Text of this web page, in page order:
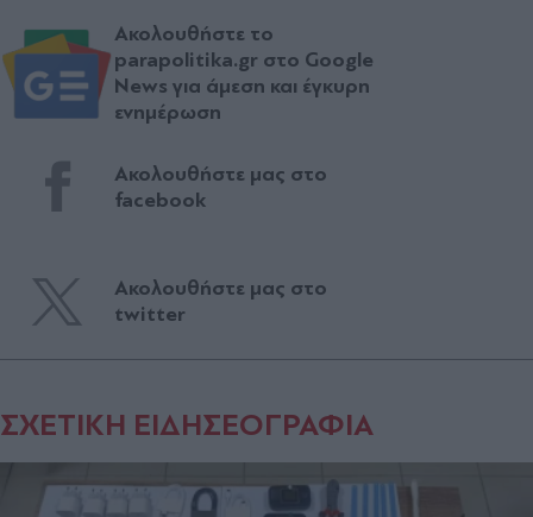
Ακολουθήστε το
parapolitika.gr στο Google
News για άμεση και έγκυρη
ενημέρωση
Ακολουθήστε μας στο
facebook
Ακολουθήστε μας στο
twitter
ΣΧΕΤΙΚΗ ΕΙΔΗΣΕΟΓΡΑΦΙΑ